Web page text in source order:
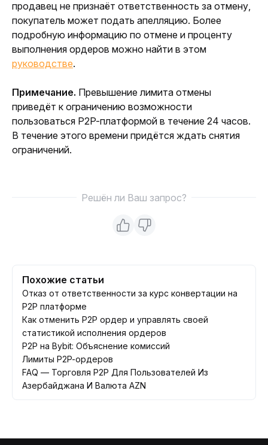
продавец не признаёт ответственность за отмену,
покупатель может подать апелляцию. Более
подробную информацию по отмене и проценту
руководстве.
Примечание. Превышение лимита отмены
приведёт к ограничению возможности
пользоваться P2P-платформой в течение 24 часов.
В течение этого времени придётся ждать снятия
ограничений.
Решён ли Ваш запрос?
Похожие статьи
Отказ от ответственности за курс конвертации на
P2P платформе
Как отменить P2P ордер и управлять своей
статистикой исполнения ордеров
P2P на Bybit: Объяснение комиссий
Лимиты P2P-ордеров
FAQ — Торговля P2P Для Пользователей Из
Азербайджана И Валюта AZN